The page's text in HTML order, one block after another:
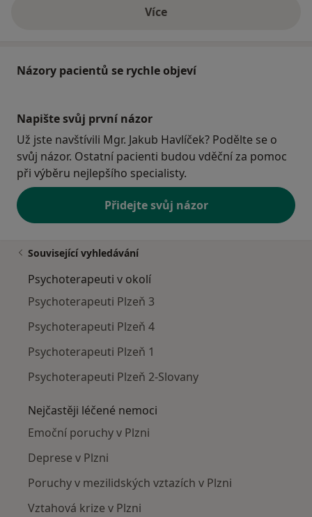
Víceo adrese
Názory pacientů se rychle objeví
Napište svůj první názor
Už jste navštívili Mgr. Jakub Havlíček? Podělte se o
svůj názor. Ostatní pacienti budou vděční za pomoc
při výběru nejlepšího specialisty.
Přidejte svůj názor
Související vyhledávání
Psychoterapeuti v okolí
Psychoterapeuti Plzeň 3
Psychoterapeuti Plzeň 4
Psychoterapeuti Plzeň 1
Psychoterapeuti Plzeň 2-Slovany
Nejčastěji léčené nemoci
Emoční poruchy v Plzni
Deprese v Plzni
Poruchy v mezilidských vztazích v Plzni
Vztahová krize v Plzni